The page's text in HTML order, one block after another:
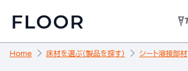
Home 床材を選ぶ（製品を探す） シート溶接部材